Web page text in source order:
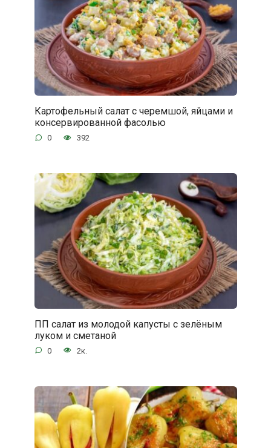
Картофельный салат с черемшой, яйцами и
консервированной фасолью
0 392
ПП салат из молодой капусты с зелёным
луком и сметаной
0 2к.